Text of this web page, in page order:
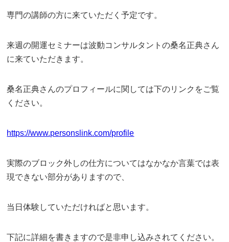
専門の講師の方に来ていただく予定です。
来週の開運セミナーは波動コンサルタントの桑名正典さん
に来ていただきます。
桑名正典さんのプロフィールに関しては下のリンクをご覧
ください。
https://www.personslink.com/profile
実際のブロック外しの仕方についてはなかなか言葉では表
現できない部分がありますので、
当日体験していただければと思います。
下記に詳細を書きますので是非申し込みされてください。